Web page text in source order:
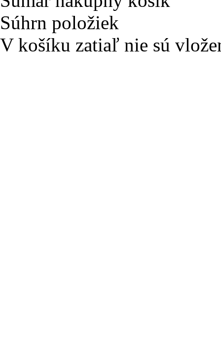
Súhrn položiek
V košíku zatiaľ nie sú